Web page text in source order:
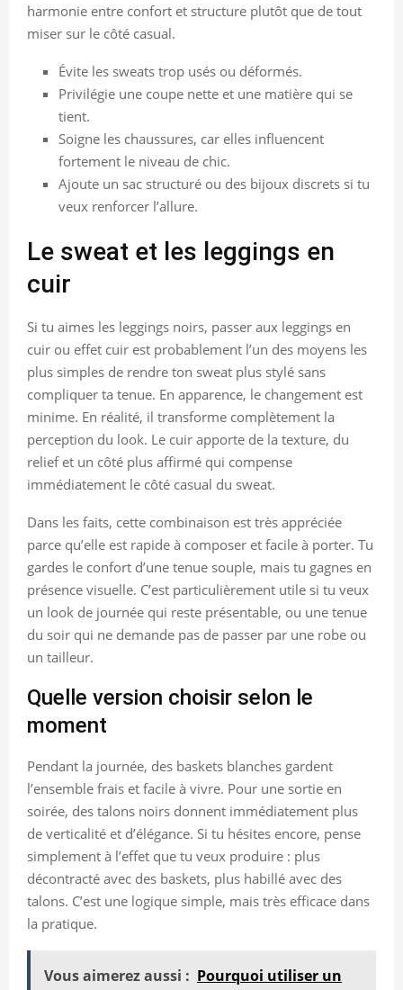
harmonie entre confort et structure plutôt que de tout
miser sur le côté casual.
Évite les sweats trop usés ou déformés.
Privilégie une coupe nette et une matière qui se
tient.
Soigne les chaussures, car elles influencent
fortement le niveau de chic.
Ajoute un sac structuré ou des bijoux discrets si tu
veux renforcer l’allure.
Le sweat et les leggings en
cuir
Si tu aimes les leggings noirs, passer aux leggings en
cuir ou effet cuir est probablement l’un des moyens les
plus simples de rendre ton sweat plus stylé sans
compliquer ta tenue. En apparence, le changement est
minime. En réalité, il transforme complètement la
perception du look. Le cuir apporte de la texture, du
relief et un côté plus affirmé qui compense
immédiatement le côté casual du sweat.
Dans les faits, cette combinaison est très appréciée
parce qu’elle est rapide à composer et facile à porter. Tu
gardes le confort d’une tenue souple, mais tu gagnes en
présence visuelle. C’est particulièrement utile si tu veux
un look de journée qui reste présentable, ou une tenue
du soir qui ne demande pas de passer par une robe ou
un tailleur.
Quelle version choisir selon le
moment
Pendant la journée, des baskets blanches gardent
l’ensemble frais et facile à vivre. Pour une sortie en
soirée, des talons noirs donnent immédiatement plus
de verticalité et d’élégance. Si tu hésites encore, pense
simplement à l’effet que tu veux produire : plus
décontracté avec des baskets, plus habillé avec des
talons. C’est une logique simple, mais très efficace dans
la pratique.
Vous aimerez aussi : Pourquoi utiliser un